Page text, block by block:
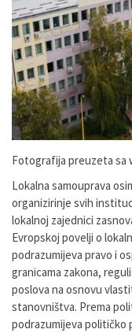
Fotografija preuzeta sa
Lokalna samouprava
organizirinje svih
lokalnoj zajednici
Evropskoj povelji o
podrazumijeva pravo i
granicama zakona,
poslova na osnovu
stanovništva. Prema
podrazumijeva političko